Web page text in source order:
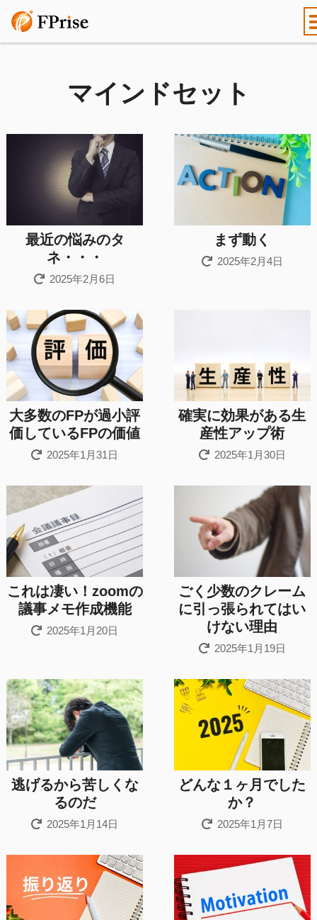
マインドセット
最近の悩みのタ
ネ・・・
2025年2月6日
まず動く
2025年2月4日
大多数のFPが過小評
価しているFPの価値
2025年1月31日
確実に効果がある生
産性アップ術
2025年1月30日
これは凄い！zoomの
議事メモ作成機能
2025年1月20日
ごく少数のクレーム
に引っ張られてはい
けない理由
2025年1月19日
逃げるから苦しくな
るのだ
2025年1月14日
どんな１ヶ月でした
か？
2025年1月7日